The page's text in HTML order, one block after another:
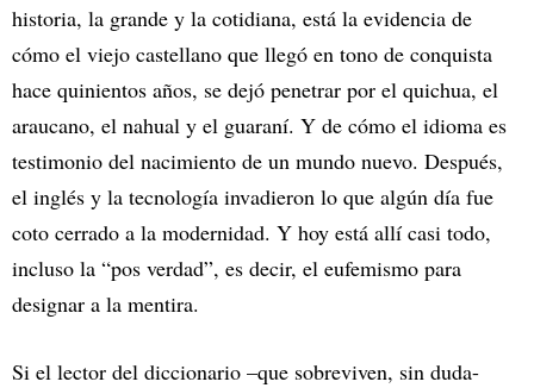
historia, la grande y la cotidiana, está la evidencia de
cómo el viejo castellano que llegó en tono de conquista
hace quinientos años, se dejó penetrar por el quichua, el
araucano, el nahual y el guaraní. Y de cómo el idioma es
testimonio del nacimiento de un mundo nuevo. Después,
el inglés y la tecnología invadieron lo que algún día fue
coto cerrado a la modernidad. Y hoy está allí casi todo,
incluso la “pos verdad”, es decir, el eufemismo para
designar a la mentira.
Si el lector del diccionario –que sobreviven, sin duda-